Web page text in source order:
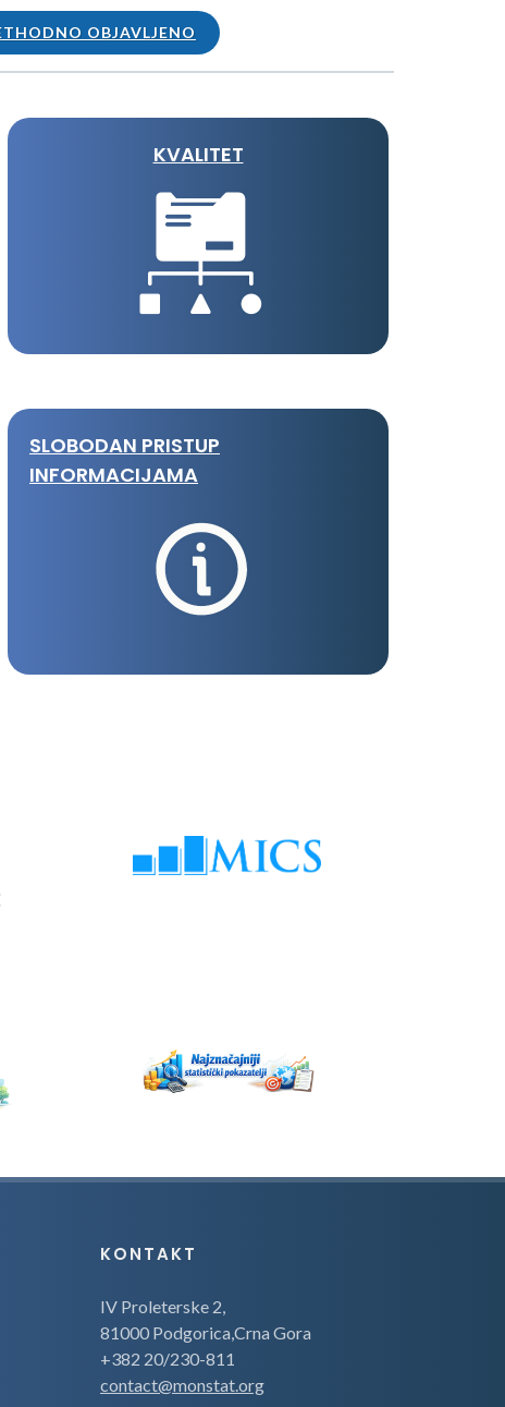
OBJAVLJENO
KVALITET
SLOBODAN PRISTUP
INFORMACIJAMA
KONTAKT
IV Proleterske 2,
81000 Podgorica,Crna Gora
+382 20/230-811
contact@monstat.org